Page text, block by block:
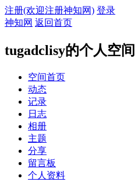
注册(欢迎注册神知网) 登录
神知网 返回首页
tugadclisy的个人空间
空间首页
动态
记录
日志
相册
主题
分享
留言板
个人资料